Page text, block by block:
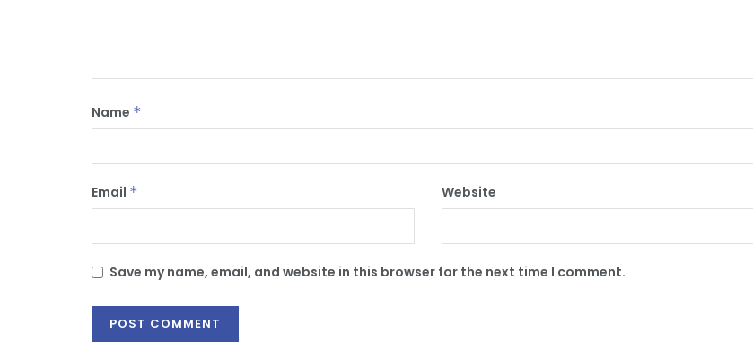
Name *
Email * Website
Save my name, email, and website in this browser for the next time I comment.